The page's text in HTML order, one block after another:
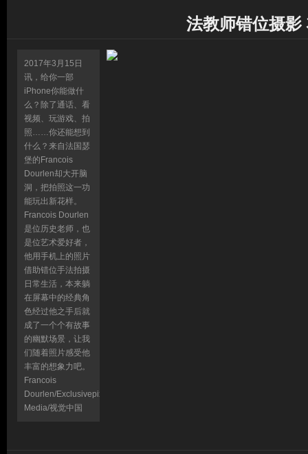
法教师错位摄影
2017年3月15日
讯，给你一部
iPhone你能做什
么？除了通话、看
视频、玩游戏、拍
照……你还能想到
什么？来自法国瑟
堡的Francois
Dourlen却大开脑
洞，把拍照这一功
能玩出新花样。
Francois Dourlen
是位历史老师，也
是位艺术爱好者，
他用手机上的照片
借助错位手法拍摄
日常生活，本来躺
在屏幕中的经典角
色经过他之手后就
成了一个个有故事
的幽默场景，让我
们随着照片感受他
丰富的想象力吧。
Francois
Dourlen/Exclusivepix
Media/视觉中国